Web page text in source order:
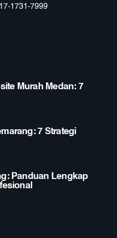
1731-7999
Murah Medan: 7
7 Strategi
Panduan Lengkap